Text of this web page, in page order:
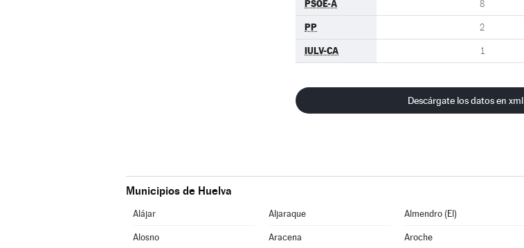
PSOE-A 8
PP 2
IULV-CA 1
Descárgate los datos en xml
Municipios de Huelva
Alájar Aljaraque Almendro (El)
Alosno Aracena Aroche